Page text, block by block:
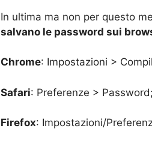
In ultima ma non per questo
salvano le password sui
Chrome: Impostazioni >
Safari: Preferenze > Password;
Firefox: Impostazioni/